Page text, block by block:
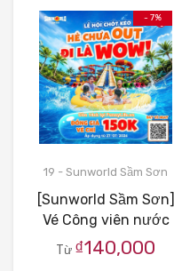
- 7%
19 - Sunworld Sầm Sơn
[Sunworld Sầm Sơn]
Vé Công viên nước
Từ ₫140,000